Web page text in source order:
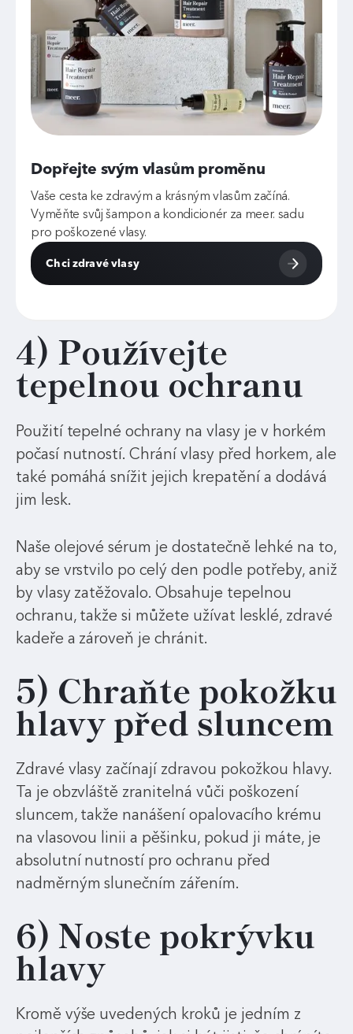
Dopřejte svým vlasům proměnu
Vaše cesta ke zdravým a krásným vlasům začíná.
Vyměňte svůj šampon a kondicionér za meer. sadu
pro poškozené vlasy.
Chci zdravé vlasy
4) Používejte
tepelnou ochranu
Použití tepelné ochrany na vlasy je v horkém
počasí nutností. Chrání vlasy před horkem, ale
také pomáhá snížit jejich krepatění a dodává
jim lesk.
Naše olejové sérum je dostatečně lehké na to,
aby se vrstvilo po celý den podle potřeby, aniž
by vlasy zatěžovalo. Obsahuje tepelnou
ochranu, takže si můžete užívat lesklé, zdravé
kadeře a zároveň je chránit.
5) Chraňte pokožku
hlavy před sluncem
Zdravé vlasy začínají zdravou pokožkou hlavy.
Ta je obzvláště zranitelná vůči poškození
sluncem, takže nanášení opalovacího krému
na vlasovou linii a pěšinku, pokud ji máte, je
absolutní nutností pro ochranu před
nadměrným slunečním zářením.
6) Noste pokrývku
hlavy
Kromě výše uvedených kroků je jedním z